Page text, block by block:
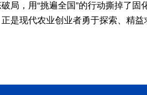
局，用“挑遍全国”的行动撕掉了
是现代农业创业者勇于探索、精